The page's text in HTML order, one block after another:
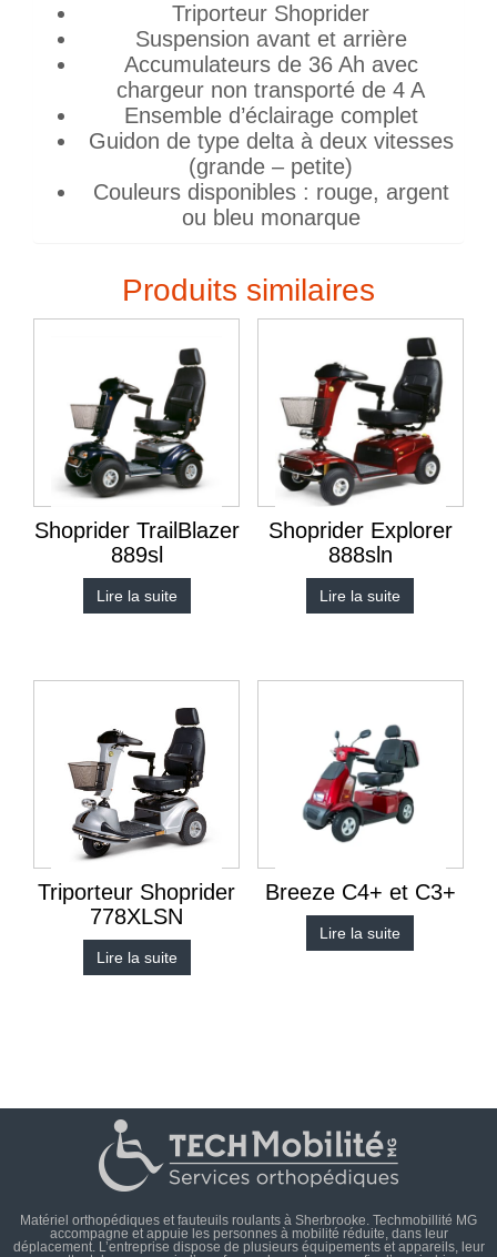
Triporteur Shoprider
Suspension avant et arrière
Accumulateurs de 36 Ah avec
chargeur non transporté de 4 A
Ensemble d’éclairage complet
Guidon de type delta à deux vitesses
(grande – petite)
Couleurs disponibles : rouge, argent
ou bleu monarque
Produits similaires
Shoprider TrailBlazer
889sl
Lire la suite
Shoprider Explorer
888sln
Lire la suite
Triporteur Shoprider
778XLSN
Lire la suite
Breeze C4+ et C3+
Lire la suite
Matériel orthopédiques et fauteuils roulants à Sherbrooke. Techmobillité MG
accompagne et appuie les personnes à mobilité réduite, dans leur
déplacement. L’entreprise dispose de plusieurs équipements et appareils, leur